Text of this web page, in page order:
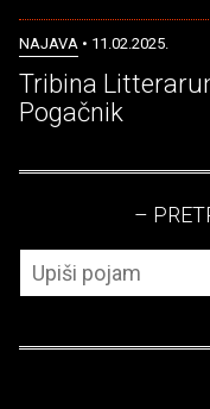
NAJAVA • 11.02.2025.
Tribina
Pogačnik
–